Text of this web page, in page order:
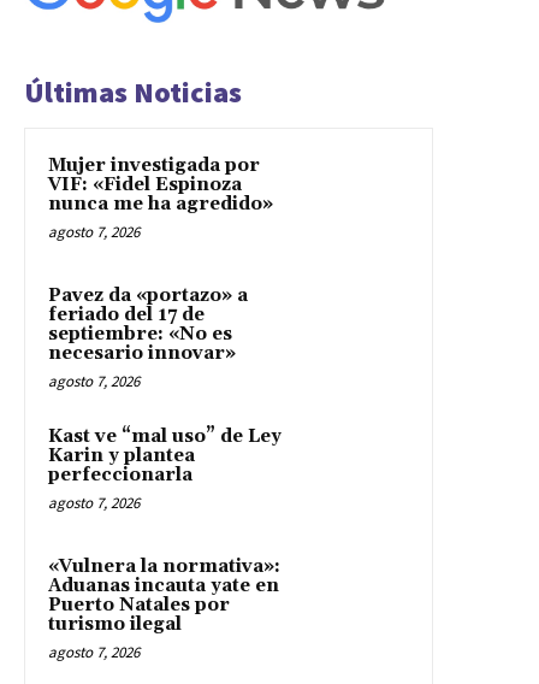
Últimas Noticias
Mujer investigada por
VIF: «Fidel Espinoza
nunca me ha agredido»
agosto 7, 2026
Pavez da «portazo» a
feriado del 17 de
septiembre: «No es
necesario innovar»
agosto 7, 2026
Kast ve “mal uso” de Ley
Karin y plantea
perfeccionarla
agosto 7, 2026
«Vulnera la normativa»:
Aduanas incauta yate en
Puerto Natales por
turismo ilegal
agosto 7, 2026